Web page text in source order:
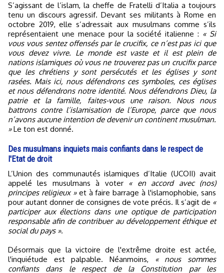
S’agissant de l’islam, la cheffe de Fratelli d’Italia a toujours
tenu un discours agressif. Devant ses militants à Rome en
octobre 2019, elle s’adressait aux musulmans comme s’ils
représentaient une menace pour la société italienne : « Si
vous vous sentez offensés par le crucifix, ce n’est pas ici que
vous devez vivre. Le monde est vaste et il est plein de
nations islamiques où vous ne trouverez pas un crucifix parce
que les chrétiens y sont persécutés et les églises y sont
rasées. Mais ici, nous défendrons ces symboles, ces églises
et nous défendrons notre identité. Nous défendrons Dieu, la
patrie et la famille, faites-vous une raison. Nous nous
battrons contre l’islamisation de l’Europe, parce que nous
n’avons aucune intention de devenir un continent musulman.
»Le ton est donné.
Des musulmans inquiets mais confiants dans le respect de
l'Etat de droit
L’Union des communautés islamiques d’Italie (UCOII) avait
appelé les musulmans à voter « en accord avec (nos)
principes religieux »et à faire barrage à l'islamophobie, sans
pour autant donner de consignes de vote précis. Il s’agit de «
participer aux élections dans une optique de participation
responsable afin de contribuer au développement éthique et
social du pays ».
Désormais que la victoire de l'extrême droite est actée,
l'inquiétude est palpable. Néanmoins,
« nous sommes
confiants dans le respect de la Constitution par les